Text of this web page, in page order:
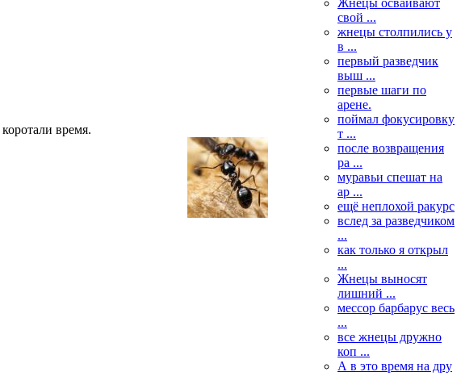
коротали время.
Жнецы осваивают
свой ...
жнецы столпились у
в ...
первый разведчик
выш ...
первые шаги по
арене.
поймал фокусировку
т ...
после возвращения
ра ...
муравьи спешат на
ар ...
ещё неплохой ракурс
вслед за разведчиком
...
как только я открыл
...
Жнецы выносят
лишний ...
мессор барбарус весь
...
все жнецы дружно
коп ...
А в это время на дру